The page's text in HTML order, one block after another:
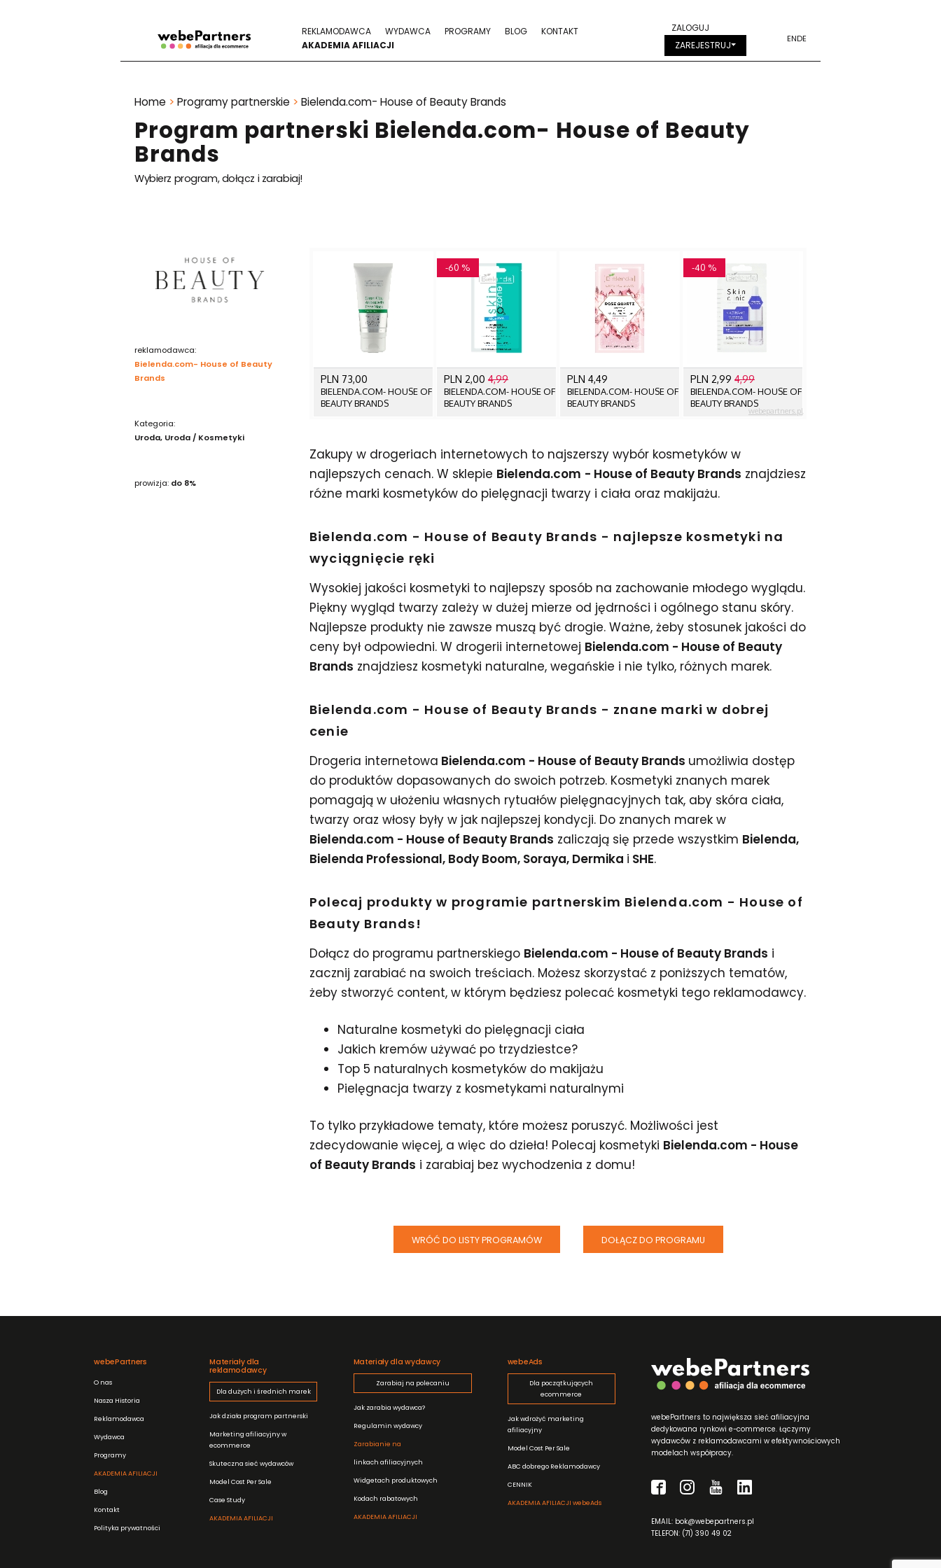
ENDE
ZALOGUJ
ZAREJESTRUJ
REKLAMODAWCA WYDAWCA PROGRAMY BLOG
KONTAKT
AKADEMIA AFILIACJI
Program partnerski Bielenda.com- House of Beauty
Brands
Wybierz program, dołącz i zarabiaj!
Home > Programy partnerskie > Bielenda.com- House of Beauty Brands
reklamodawca:
Bielenda.com- House of Beauty
Brands
Kategoria:
Uroda Uroda / Kosmetyki
prowizja: do 8%
Zakupy w drogeriach internetowych to najszerszy wybór kosmetyków w
najlepszych cenach. W sklepie Bielenda.com - House of Beauty Brands znajdziesz
różne marki kosmetyków do pielęgnacji twarzy i ciała oraz makijażu.
Bielenda.com - House of Beauty Brands - najlepsze kosmetyki na
wyciągnięcie ręki
Wysokiej jakości kosmetyki to najlepszy sposób na zachowanie młodego wyglądu.
Piękny wygląd twarzy zależy w dużej mierze od jędrności i ogólnego stanu skóry.
Najlepsze produkty nie zawsze muszą być drogie. Ważne, żeby stosunek jakości do
ceny był odpowiedni. W drogerii internetowej Bielenda.com - House of Beauty
Brands znajdziesz kosmetyki naturalne, wegańskie i nie tylko, różnych marek.
Bielenda.com - House of Beauty Brands - znane marki w dobrej
cenie
Drogeria internetowa Bielenda.com - House of Beauty Brands umożliwia dostęp
do produktów dopasowanych do swoich potrzeb. Kosmetyki znanych marek
pomagają w ułożeniu własnych rytuałów pielęgnacyjnych tak, aby skóra ciała,
twarzy oraz włosy były w jak najlepszej kondycji. Do znanych marek w
Bielenda.com - House of Beauty Brands zaliczają się przede wszystkim Bielenda,
Bielenda Professional, Body Boom, Soraya, Dermika i SHE.
Polecaj produkty w programie partnerskim Bielenda.com - House of
Beauty Brands!
Dołącz do programu partnerskiego Bielenda.com - House of Beauty Brands i
zacznij zarabiać na swoich treściach. Możesz skorzystać z poniższych tematów,
żeby stworzyć content, w którym będziesz polecać kosmetyki tego reklamodawcy.
Naturalne kosmetyki do pielęgnacji ciała
Jakich kremów używać po trzydziestce?
Top 5 naturalnych kosmetyków do makijażu
Pielęgnacja twarzy z kosmetykami naturalnymi
To tylko przykładowe tematy, które możesz poruszyć. Możliwości jest
zdecydowanie więcej, a więc do dzieła! Polecaj kosmetyki Bielenda.com - House
of Beauty Brands i zarabiaj bez wychodzenia z domu!
WRÓĆ DO LISTY PROGRAMÓW DOŁĄCZ DO PROGRAMU
webePartners
O nas
Nasza Historia
Reklamodawca
Wydawca
Programy
AKADEMIA AFILIACJI
Blog
Kontakt
Polityka prywatności
Materiały dla
reklamodawcy
Dla dużych i średnich marek
Jak działa program partnerski
Marketing afiliacyjny w
ecommerce
Skuteczna sieć wydawców
Model Cost Per Sale
Case Study
AKADEMIA AFILIACJI
Materiały dla wydawcy
Zarabiaj na polecaniu
Jak zarabia wydawca?
Regulamin wydawcy
Zarabianie na
linkach afiliacyjnych
Widgetach produktowych
Kodach rabatowych
AKADEMIA AFILIACJI
webeAds
Dla początkujących
ecommerce
Jak wdrożyć marketing
afiliacyjny
Model Cost Per Sale
ABC dobrego Reklamodawcy
CENNIK
AKADEMIA AFILIACJI webeAds
webePartners to największa sieć afiliacyjna
dedykowana rynkowi e-commerce. Łączymy
wydawców z reklamodawcami w efektywnościowych
modelach współpracy.
EMAIL: bok@webepartners.pl
TELEFON: (71) 390 49 02